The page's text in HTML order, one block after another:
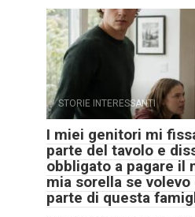
STORIE INTERESSANTI
I miei genitori mi
parte del tavolo e
obbligato a pagare il
mia sorella se
parte di questa